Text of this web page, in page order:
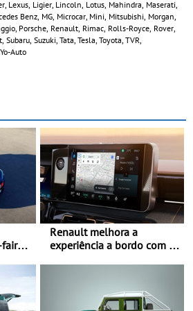
Lexus, Ligier, Lincoln, Lotus, Mahindra, Maserati,
Benz, MG, Microcar, Mini, Mitsubishi, Morgan,
Porsche, Renault, Rimac, Rolls-Royce, Rover,
Suzuki, Tata, Tesla, Toyota, TVR,
Auto
Renault melhora a
experiência a bordo com o